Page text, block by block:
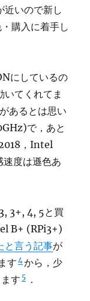
近いので新し
購入に着手し
にしているの
いてくれてま
あるとは思い
で，あと
，Intel
度は遜色あ
3+, 4, 5と買
B+ (RPi3+)
と言う記事が
す 4から，少
す 5 ．